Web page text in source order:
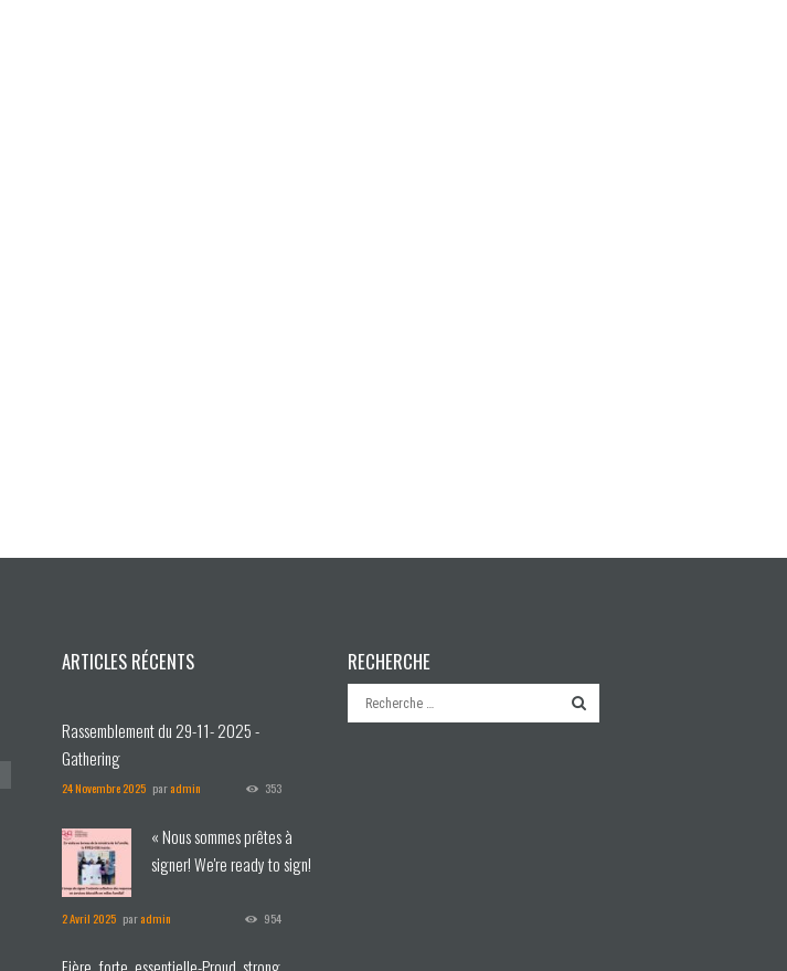
ARTICLES RÉCENTS
Rassemblement du 29-11- 2025 -
Gathering
24 Novembre 2025 paradmin 353
« Nous sommes prêtes à
signer! We're ready to sign!
2 Avril 2025 paradmin 954
RECHERCHE